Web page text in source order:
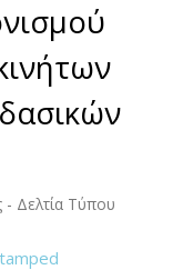
- Δελτία Τύπου